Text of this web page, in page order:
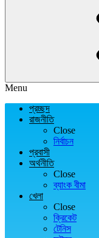
Menu
প্রচ্ছদ
রাজনীতি
Close
নির্বাচন
প্রবাসী
অর্থনীতি
Close
ব্যাংক বীমা
খেলা
Close
ক্রিকেট
টেনিস